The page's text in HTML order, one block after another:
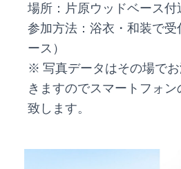
場所：片原ウッドベース付
参加方法：浴衣・和装で
ース）
※ 写真データはその場で
きますのでスマートフォ
致します。